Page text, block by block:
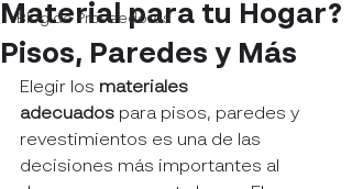
Blog de Proveedores
Material para tu Hogar?
Pisos, Paredes y Más
Elegir los materiales
adecuados para pisos, paredes y
revestimientos es una de las
decisiones más importantes al